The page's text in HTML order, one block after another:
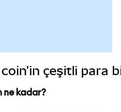
çeşitli para
ne kadar?